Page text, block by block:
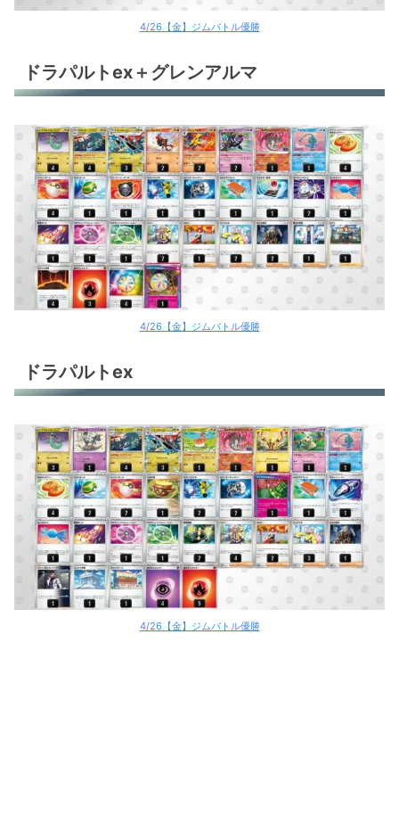
4/26【金】ジムバトル優勝
ドラパルトex＋グレンアルマ
4/26【金】ジムバトル優勝
ドラパルトex
4/26【金】ジムバトル優勝